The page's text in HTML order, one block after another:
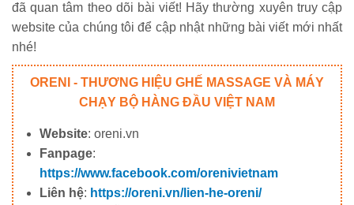
đã quan tâm theo dõi bài viết! Hãy thường xuyên truy cập
website của chúng tôi để cập nhật những bài viết mới nhất
nhé!
ORENI - THƯƠNG HIỆU GHẾ MASSAGE VÀ MÁY
CHẠY BỘ HÀNG ĐẦU VIỆT NAM
Website: oreni.vn
Fanpage:
https://www.facebook.com/orenivietnam
Liên hệ: https://oreni.vn/lien-he-oreni/